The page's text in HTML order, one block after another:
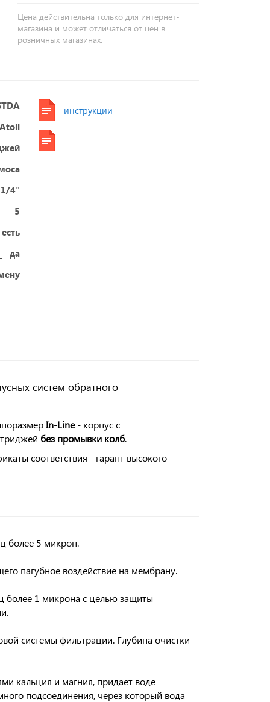
Цена действительна только для интернет-
магазина и может отличаться от цен в
розничных магазинах.
Atoll
4"
5
есть
да
инструкции
систем обратного
In-Line- корпус с
без промывки колб.
соответствия - гарант высокого
более 5 микрон.
пагубное воздействие на мембрану.
более 1 микрона с целью защиты
системы фильтрации. Глубина очистки
кальция и магния, придает воде
подсоединения, через который вода